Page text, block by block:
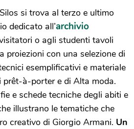
si trova al terzo e ultimo
dedicato all’archivio
o agli studenti tavoli
proiezioni con una selezione di
esemplificativi e materiale
prêt-à-porter e di Alta moda.
e schede tecniche degli abiti e
illustrano le tematiche che
creativo di Giorgio Armani. Un